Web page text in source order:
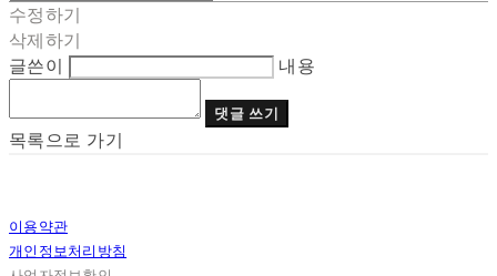
수정하기
삭제하기
글쓴이
내용
댓글 쓰기
목록으로 가기
이용약관
개인정보처리방침